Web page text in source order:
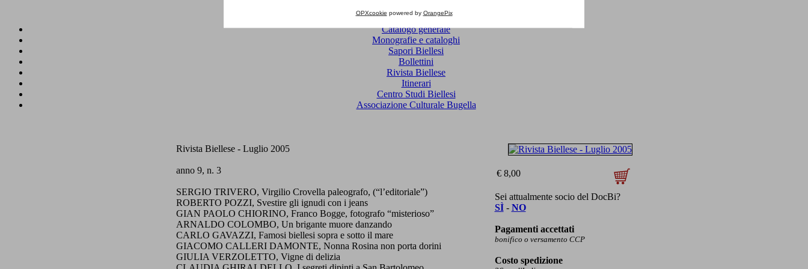
OPXcookie powered by OrangePix
Catalogo generale
Monografie e cataloghi
Sapori Biellesi
Bollettini
Rivista Biellese
Itinerari
Centro Studi Biellesi
Associazione Culturale Bugella
Rivista Biellese - Luglio 2005
anno 9, n. 3
SERGIO TRIVERO, Virgilio Crovella paleografo, (“l’editoriale”)
ROBERTO POZZI, Svestire gli ignudi con i jeans
GIAN PAOLO CHIORINO, Franco Bogge, fotografo “misterioso”
ARNALDO COLOMBO, Un brigante muore danzando
CARLO GAVAZZI, Famosi biellesi sopra e sotto il mare
GIACOMO CALLERI DAMONTE, Nonna Rosina non porta dorini
GIULIA VERZOLETTO, Vigne di delizia
€ 8,00
Sei attualmente socio del DocBi?
SÌ- NO
Pagamenti accettati
bonifico o versamento CCP
Costo spedizione